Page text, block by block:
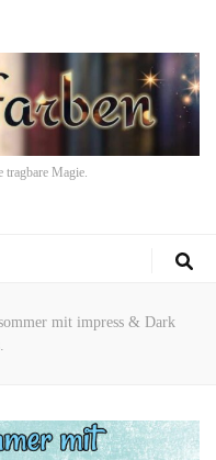
tragbare Magie.
mit impress & Dark